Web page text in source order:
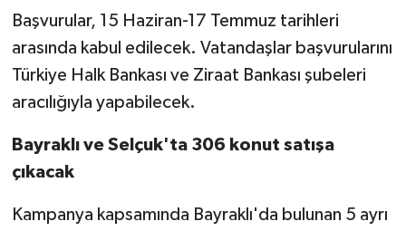
Başvurular, 15 Haziran-17 Temmuz tarihleri
arasında kabul edilecek. Vatandaşlar başvurularını
Türkiye Halk Bankası ve Ziraat Bankası şubeleri
aracılığıyla yapabilecek.
Bayraklı ve Selçuk'ta 306 konut satışa
çıkacak
Kampanya kapsamında Bayraklı'da bulunan 5 ayrı